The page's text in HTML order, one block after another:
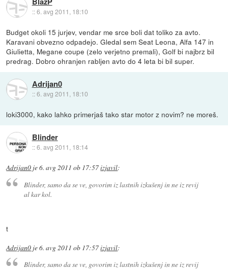
::6. avg 2011, 18:10
Budget okoli 15 jurjev, vendar me srce boli dat toliko za avto.
Karavani obvezno odpadejo. Gledal sem Seat Leona, Alfa 147 in
Giulietta, Megane coupe (zelo verjetno premali), Golf bi najbrz bil
predrag. Dobro ohranjen rabljen avto do 4 leta bi bil super.
Adrijan0
::6. avg 2011, 18:10
loki3000, kako lahko primerjaš tako star motor z novim? ne moreš.
Blinder
::6. avg 2011, 18:14
Adrijan0 je6. avg 2011 ob 17:57izjavil:
Blinder, samo da se ve, govorim iz lastnih izkušenj in ne iz revij
al kar kol.
t
Adrijan0 je6. avg 2011 ob 17:57izjavil:
Blinder, samo da se ve, govorim iz lastnih izkušenj in ne iz revij